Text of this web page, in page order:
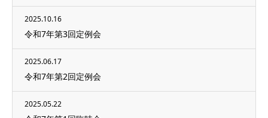
2025.10.16
令和7年第3回定例会
2025.06.17
令和7年第2回定例会
2025.05.22